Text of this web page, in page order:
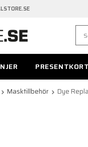
PRESENTKORT
Masktillbehör Dye